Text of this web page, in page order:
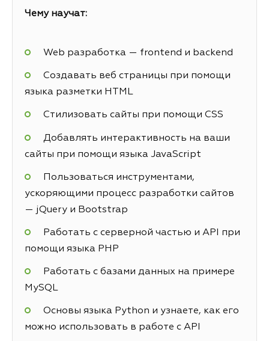
Чему научат:
Web разработка — frontend и backend
Создавать веб страницы при помощи
языка разметки HTML
Стилизовать сайты при помощи CSS
Добавлять интерактивность на ваши
сайты при помощи языка JavaScript
Пользоваться инструментами,
ускоряющими процесс разработки сайтов
— jQuery и Bootstrap
Работать с серверной частью и API при
помощи языка PHP
Работать с базами данных на примере
MySQL
Основы языка Python и узнаете, как его
можно использовать в работе с API